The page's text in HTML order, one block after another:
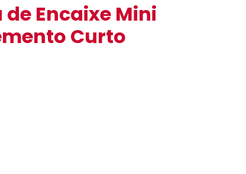
Encaixe Mini
Curto